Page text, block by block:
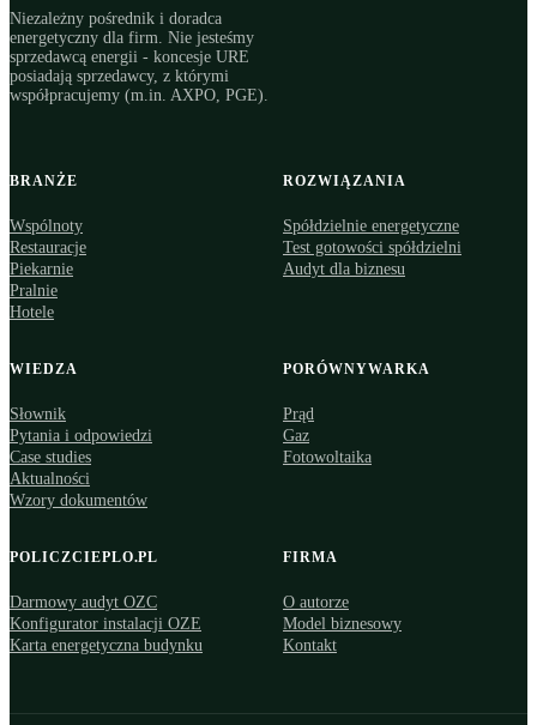
Niezależny pośrednik i doradca
energetyczny dla firm. Nie jesteśmy
sprzedawcą energii - koncesje URE
posiadają sprzedawcy, z którymi
współpracujemy (m.in. AXPO, PGE).
BRANŻE
Wspólnoty
Restauracje
Piekarnie
Pralnie
Hotele
ROZWIĄZANIA
Spółdzielnie energetyczne
Test gotowości spółdzielni
Audyt dla biznesu
WIEDZA
Słownik
Pytania i odpowiedzi
Case studies
Aktualności
Wzory dokumentów
PORÓWNYWARKA
Prąd
Gaz
Fotowoltaika
POLICZCIEPLO.PL
Darmowy audyt OZC
Konfigurator instalacji OZE
Karta energetyczna budynku
FIRMA
O autorze
Model biznesowy
Kontakt